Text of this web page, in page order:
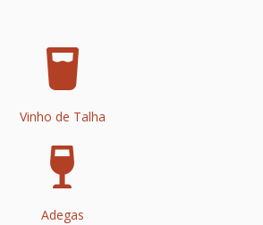
Vinho de Talha
Adegas